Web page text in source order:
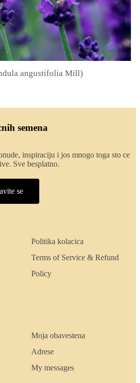
QUICK VIEW
angustifolia Mill)
semena
inspiraciju i jos mnogo toga sto ce
Sve besplatno.
se
Politika kolacica
Terms of Service & Refund
Policy
Moja obavestena
Adrese
My messages